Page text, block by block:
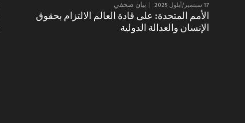
17 سبتمبر/أيلول 2025 بيان صحفي
الأمم المتحدة: على قادة العالم الالتزام بحقوق
الإنسان والعدالة الدولية